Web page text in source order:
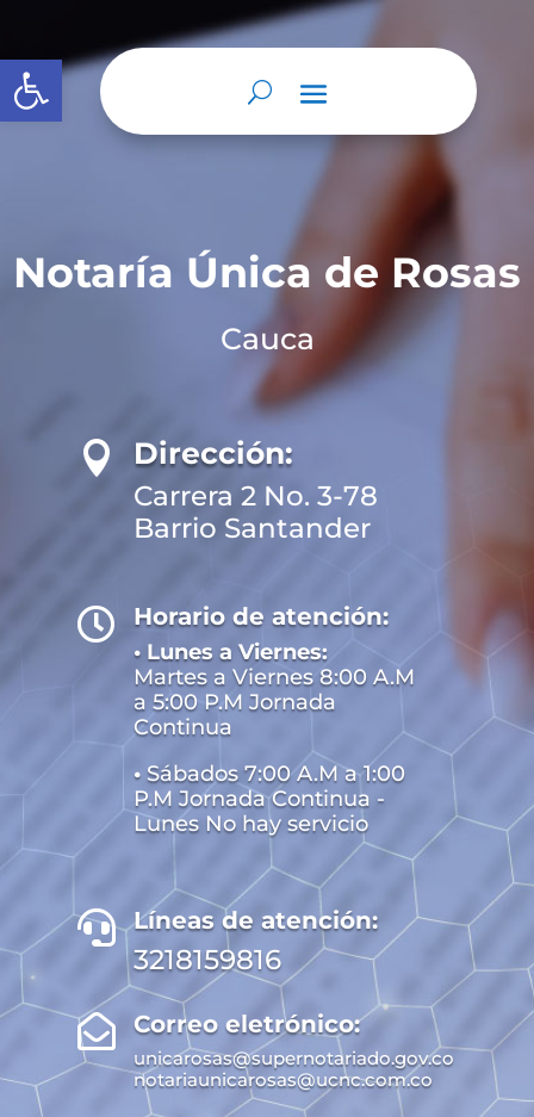
Abrir barra de herramientas
Notaría Única de Rosas
Cauca
 Dirección:
Carrera 2 No. 3-78
Barrio Santander
 Horario de atención:
• Lunes a Viernes:
Martes a Viernes 8:00 A.M
a 5:00 P.M Jornada
Continua
• Sábados 7:00 A.M a 1:00
P.M Jornada Continua -
Lunes No hay servicio
 Líneas de atención:
3218159816
 Correo eletrónico:
unicarosas@supernotariado.gov.co
notariaunicarosas@ucnc.com.co